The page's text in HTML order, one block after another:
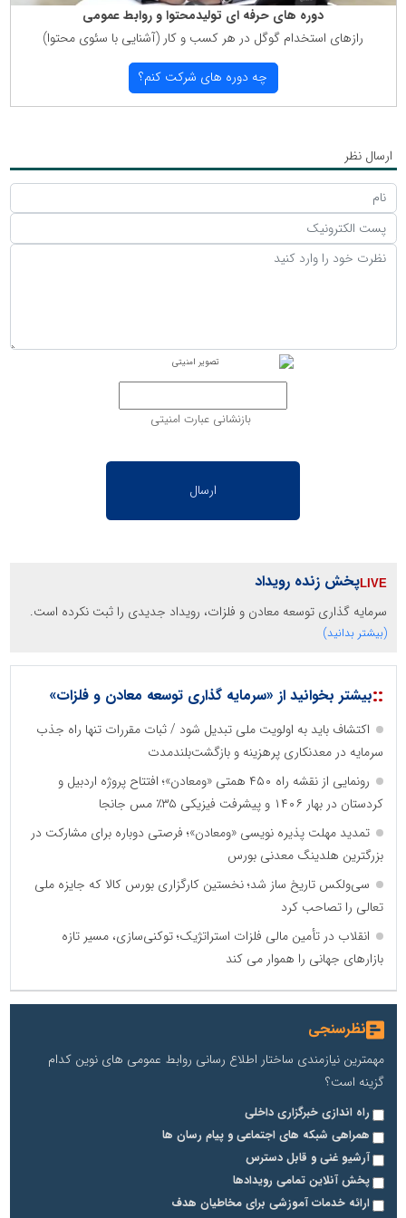
دوره های حرفه ای تولیدمحتوا و روابط عمومی
رازهای استخدام گوگل در هر كسب و كار (آشنایی با سئوی محتوا)
چه دوره های شركت كنم؟
ارسال نظر
بازنشانی عبارت امنیتی
پخش زنده رویداد
سرمایه گذاری توسعه معادن و فلزات، رویداد جدیدی را ثبت نکرده است.
(بیشتر بدانید)
::بیشتر بخوانید از «سرمایه گذاری توسعه معادن و فلزات»
اکتشاف باید به اولویت ملی تبدیل شود / ثبات مقررات تنها راه جذب
سرمایه در معدنکاری پرهزینه و بازگشت‌بلندمدت
رونمایی از نقشه راه ۴۵۰ همتی «ومعادن»؛ افتتاح پروژه اردبیل و
کردستان در بهار ۱۴۰۶ و پیشرفت فیزیکی ۳۵٪ مس جانجا
تمدید مهلت پذیره نویسی «ومعادن»؛ فرصتی دوباره برای مشارکت در
بزرگترین هلدینگ معدنی بورس
سی‌ولکس تاریخ ساز شد؛ نخستین کارگزاری بورس کالا که جایزه ملی
تعالی را تصاحب کرد
انقلاب در تأمین مالی فلزات استراتژیک؛ توکنی‌سازی، مسیر تازه
بازارهای جهانی را هموار می کند
نظرسنجی
مهمترین نیازمندی ساختار اطلاع رسانی روابط عمومی های نوین کدام
گزینه است؟
راه اندازی خبرگزاری داخلی
همراهی شبکه های اجتماعی و پیام رسان ها
آرشیو غنی و قابل دسترس
پخش آنلاین تمامی رویدادها
ارائه خدمات آموزشی برای مخاطیان هدف